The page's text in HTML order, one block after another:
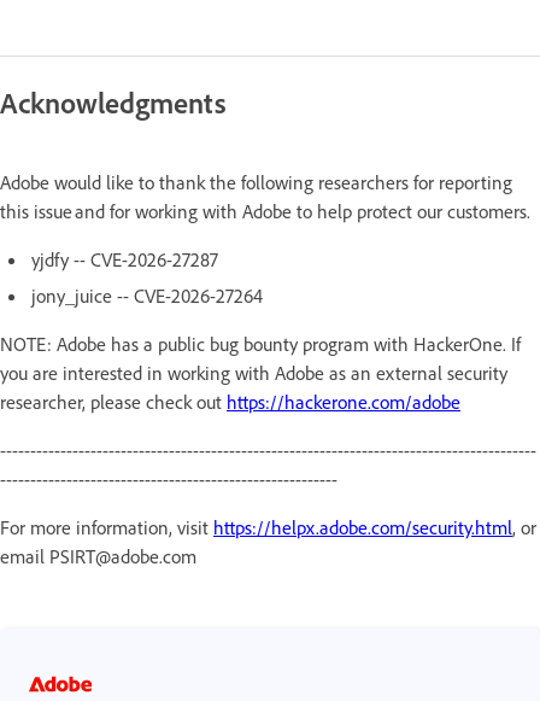
Acknowledgments
Adobe would like to thank the following researchers for reporting
this issue and for working with Adobe to help protect our customers.
yjdfy -- CVE-2026-27287
jony_juice -- CVE-2026-27264
NOTE: Adobe has a public bug bounty program with HackerOne. If
you are interested in working with Adobe as an external security
researcher, please check out https://hackerone.com/adobe
-----------------------------------------------------------------------------------------
--------------------------------------------------------
For more information, visit https://helpx.adobe.com/security.html, or
email PSIRT@adobe.com